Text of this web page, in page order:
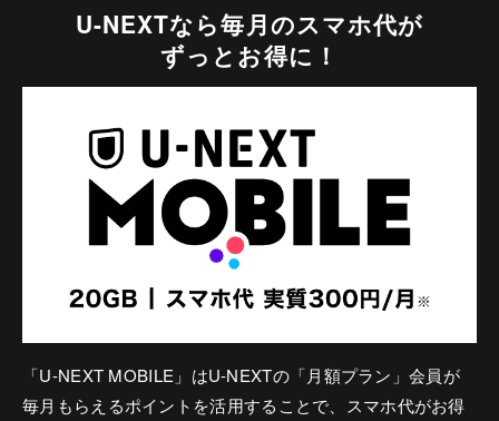
U-NEXTなら毎月のスマホ代が
ずっとお得に！
「U-NEXT MOBILE」はU-NEXTの「月額プラン」会員が
毎月もらえるポイントを活用することで、スマホ代がお得